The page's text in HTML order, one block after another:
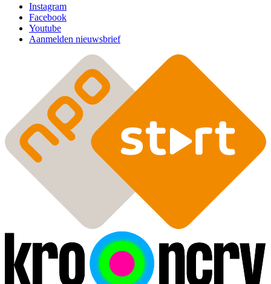
Instagram
Facebook
Youtube
Aanmelden nieuwsbrief